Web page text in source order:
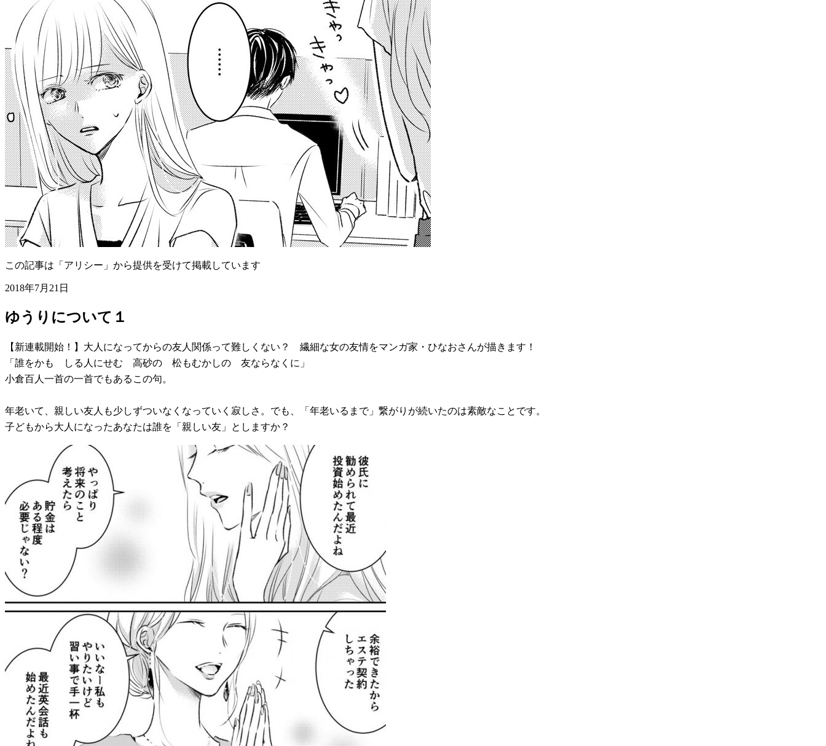
この記事は「アリシー」から提供を受けて掲載しています
2018年7月21日
ゆうりについて１
【新連載開始！】大人になってからの友人関係って難しくない？ 繊細な女の友情をマンガ家・ひなおさんが描きます！
「誰をかも しる人にせむ 高砂の 松もむかしの 友ならなくに」
小倉百人一首の一首でもあるこの句。
年老いて、親しい友人も少しずついなくなっていく寂しさ。でも、「年老いるまで」繋がりが続いたのは素敵なことです。
子どもから大人になったあなたは誰を「親しい友」としますか？